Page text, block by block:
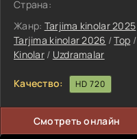
Страна:
Жанр: Tarjima kinolar 2025
Tarjima kinolar 2026 /Top /
Kinolar/ Uzdramalar
Качество: HD 720
Смотреть онлайн